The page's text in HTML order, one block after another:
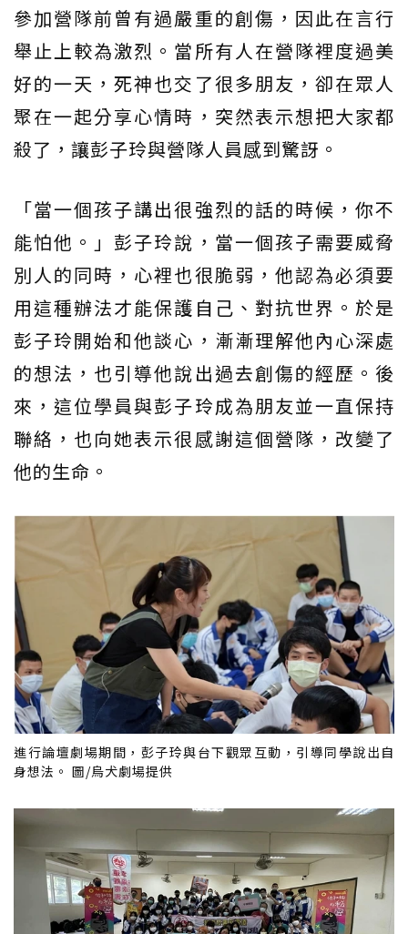
參加營隊前曾有過嚴重的創傷，因此在言行
舉止上較為激烈。當所有人在營隊裡度過美
好的一天，死神也交了很多朋友，卻在眾人
聚在一起分享心情時，突然表示想把大家都
殺了，讓彭子玲與營隊人員感到驚訝。
「當一個孩子講出很強烈的話的時候，你不
能怕他。」彭子玲說，當一個孩子需要威脅
別人的同時，心裡也很脆弱，他認為必須要
用這種辦法才能保護自己、對抗世界。於是
彭子玲開始和他談心，漸漸理解他內心深處
的想法，也引導他說出過去創傷的經歷。後
來，這位學員與彭子玲成為朋友並一直保持
聯絡，也向她表示很感謝這個營隊，改變了
他的生命。
進行論壇劇場期間，彭子玲與台下觀眾互動，引導同學說出自
身想法。 圖/烏犬劇場提供